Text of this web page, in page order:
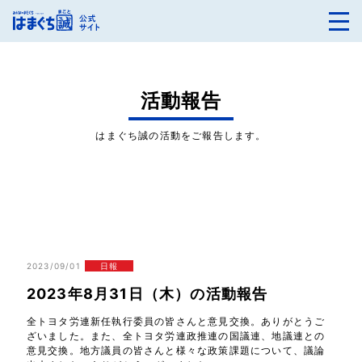
活動報告
はまぐち誠の活動をご報告します。
2023/09/01 日報
2023年8月31日（木）の活動報告
全トヨタ労連新任執行委員の皆さんと意見交換。ありがとうご
ざいました。また、全トヨタ労連政推連の国議連、地議連との
意見交換。地方議員の皆さんと様々な政策課題について、議論